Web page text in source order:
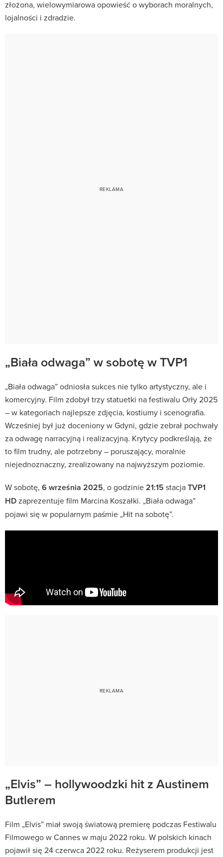
złożona, wielowymiarowa opowieść o wyborach moralnych,
lojalności i zdradzie.
„Biała odwaga” w sobotę w TVP1
„Biała odwaga” odniosła sukces nie tylko artystyczny, ale i
komercyjny. Film zdobył trzy statuetki na festiwalu Orły 2025
– w kategoriach najlepsze zdjęcia, kostiumy i scenografia.
Wcześniej był już doceniony w Gdyni, gdzie zebrał pochwały
za odwagę narracyjną i realizacyjną. Krytycy podkreślają, że
to film trudny, ale potrzebny – poruszający, moralnie
niejednoznaczny, zrealizowany na najwyższym poziomie.
W sobotę, 6 września 2025, o godzinie21:15 stacjaTVP1
HDzaprezentuje film Marcina Koszałki. „Biała odwaga”
pojawi się w popularnym paśmie „Hit na sobotę”.
„Elvis” – hollywoodzki hit z Austinem
Butlerem
Film „Elvis” miał swoją światową premierę podczas Festiwalu
Filmowego w Cannes w maju 2022 roku. W polskich kinach
pojawił się 24 czerwca 2022 roku. Reżyserem produkcji jest